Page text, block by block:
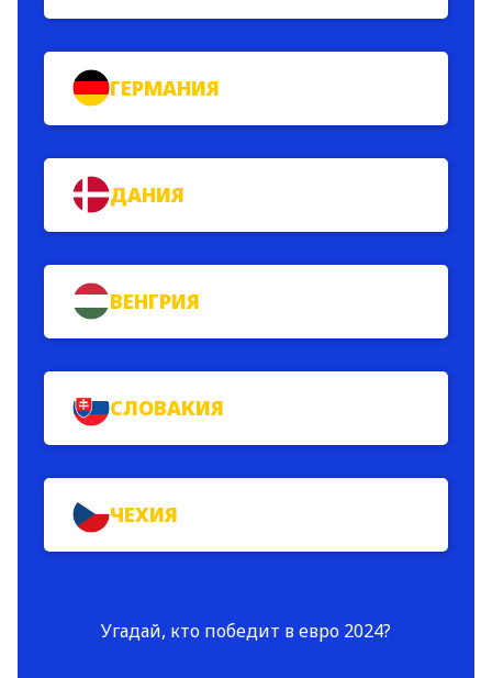
ГЕРМАНИЯ
ДАНИЯ
ВЕНГРИЯ
СЛОВАКИЯ
ЧЕХИЯ
Угадай, кто победит в евро 2024?